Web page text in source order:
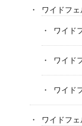
ワイドフ
ワイド
ワイド
ワイド
ワイドフ